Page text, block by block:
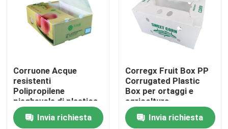
Bordo di Coroplast
Strati di plastica ondulati riciclati
Corruone Acque
resistenti
Polipropilene
pieghevole di plastica
ondulata Frutta
ortaggiInvia richiesta
Corregx Fruit Box PP
Corrugated Plastic
Box per ortaggi e
agricoltura
Invia richiesta